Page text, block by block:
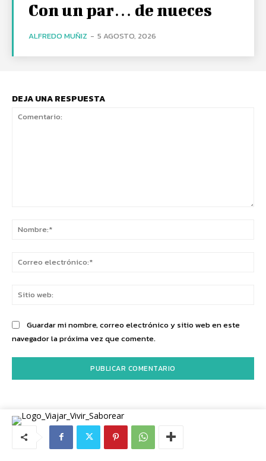
Con un par… de nueces
ALFREDO MUÑIZ - 5 AGOSTO, 2026
DEJA UNA RESPUESTA
Guardar mi nombre, correo electrónico y sitio web en este
navegador la próxima vez que comente.